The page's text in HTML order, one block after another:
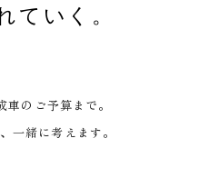
ていく。
のご予算まで。
一緒に考えます。